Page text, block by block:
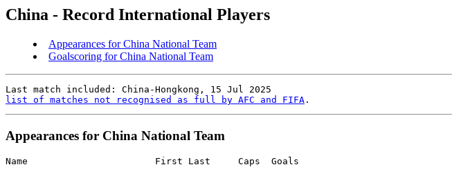
China - Record International Players
Appearances for China National Team
Goalscoring for China National Team
list of matches not recognised as full by AFC and FIFA
Appearances for China National Team
Name                       First Last     Caps  Goals